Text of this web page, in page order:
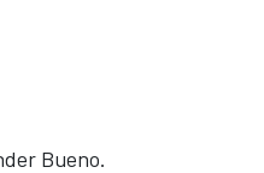
Bueno.